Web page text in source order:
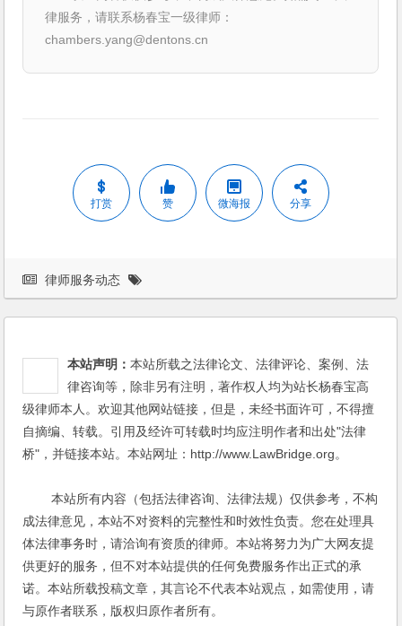
律服务，请联系杨春宝一级律师：
chambers.yang@dentons.cn
打赏 赞 微海报 分享
律师服务动态
本站声明：本站所载之法律论文、法律评论、案例、法
律咨询等，除非另有注明，著作权人均为站长杨春宝高
级律师本人。欢迎其他网站链接，但是，未经书面许可，不得擅
自摘编、转载。引用及经许可转载时均应注明作者和出处"法律
桥"，并链接本站。本站网址：http://www.LawBridge.org。
本站所有内容（包括法律咨询、法律法规）仅供参考，不构
成法律意见，本站不对资料的完整性和时效性负责。您在处理具
体法律事务时，请洽询有资质的律师。本站将努力为广大网友提
供更好的服务，但不对本站提供的任何免费服务作出正式的承
诺。本站所载投稿文章，其言论不代表本站观点，如需使用，请
与原作者联系，版权归原作者所有。